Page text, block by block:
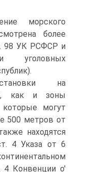
морского
более
98 УК РСФСР и
уголовных
на
как и зоны
которые могут
500 метров от
находятся
4 Указа от 6
4 Конвенции о'